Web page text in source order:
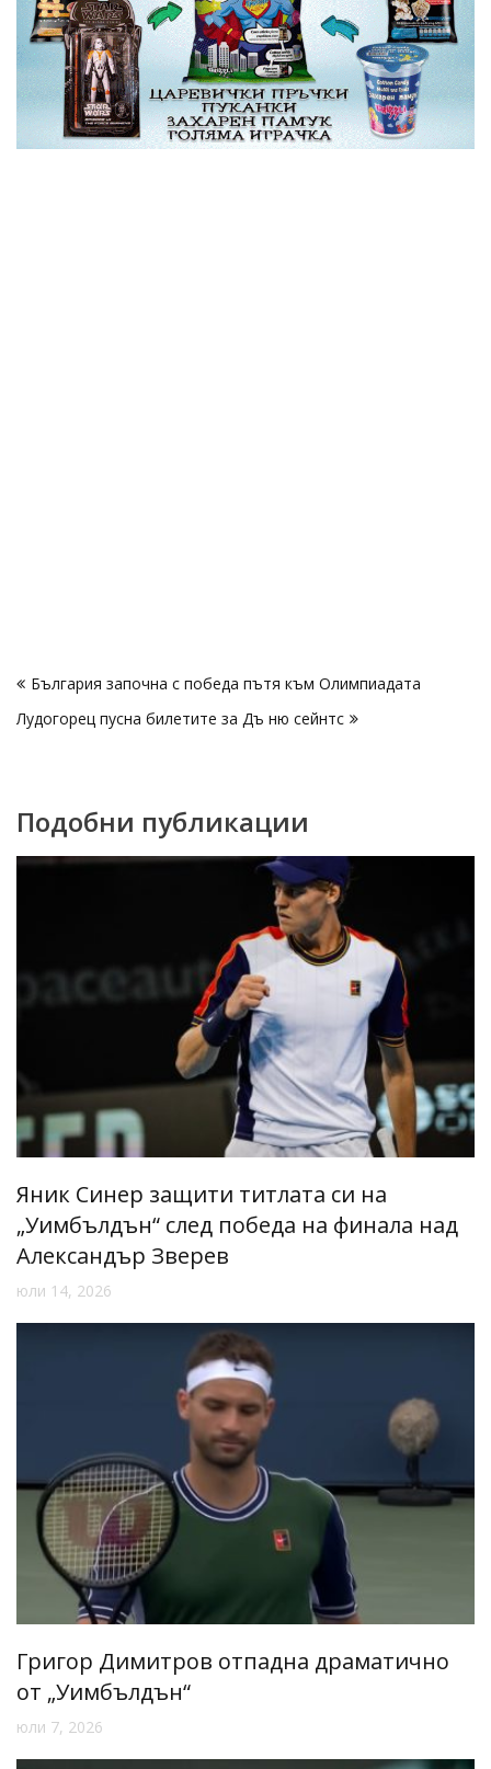
България започна с победа пътя към Олимпиадата
Лудогорец пусна билетите за Дъ ню сейнтс
Подобни публикации
Яник Синер защити титлата си на
„Уимбълдън“ след победа на финала над
Александър Зверев
юли 14, 2026
Григор Димитров отпадна драматично
от „Уимбълдън“
юли 7, 2026